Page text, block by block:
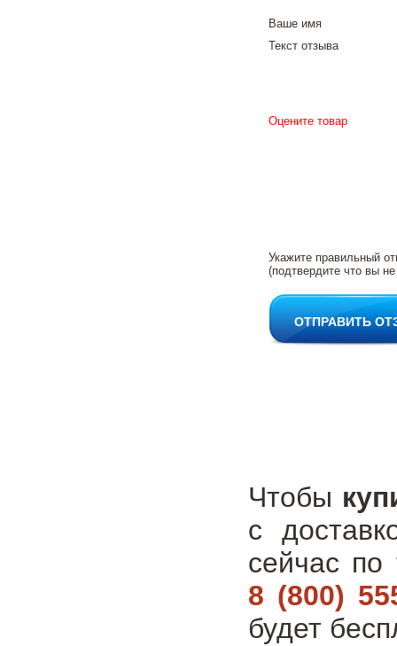
Ваше имя
Текст отзыва
Оцените товар
Укажите правильный
(подтвердите что вы
ОТПРАВИТЬ
Чтобы
с
сейчас
8 (800)
будет